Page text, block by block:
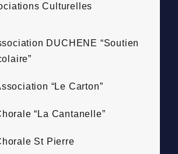
Culturelles
DUCHENE “Soutien
“Le Carton”
“La Cantanelle”
St Pierre